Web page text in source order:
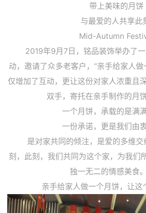
带上美味的月饼
与最爱的人共享此
Mid-Autumn
2019年9月7日，铭品装饰举办了一
动，邀请了众多老客户，“亲手给家人
仅增加了互动，更让这份对家人浓重且
双手，寄托在亲手制作的月饼
一个月饼，承载的是满
一份承诺，更是我们由
是对家共同的倾注，是爱的多维交
刻，此刻，我们共同为这个家，为我们
独一无二的情感美食。
亲手给家人做一个月饼，让这